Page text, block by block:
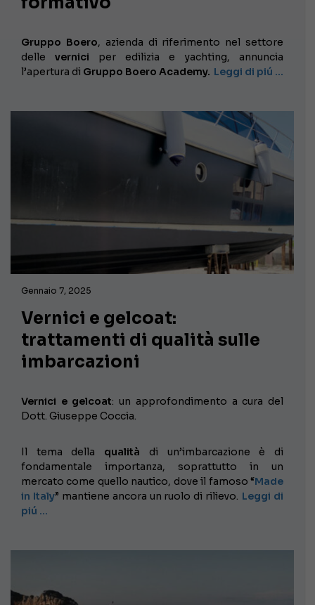
Gruppo Boero, azienda di riferimento nel settore
delle vernici per edilizia e yachting, annuncia
l’apertura di Gruppo Boero Academy. Leggi di piú …
Gennaio 7, 2025
Vernici e gelcoat:
trattamenti di qualità sulle
imbarcazioni
Vernici e gelcoat: un approfondimento a cura del
Dott. Giuseppe Coccia.
Il tema della qualità di un’imbarcazione è di
fondamentale importanza, soprattutto in un
mercato come quello nautico, dove il famoso “Made
in Italy” mantiene ancora un ruolo di rilievo. Leggi di
piú …